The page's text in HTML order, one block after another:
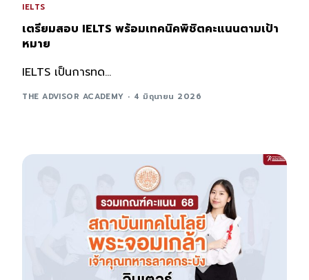
IELTS
เตรียมสอบ IELTS พร้อมเทคนิคพิชิตคะแนนตามเป้า
หมาย
IELTS เป็นการทด...
THE ADVISOR ACADEMY 4 มิถุนายน 2026